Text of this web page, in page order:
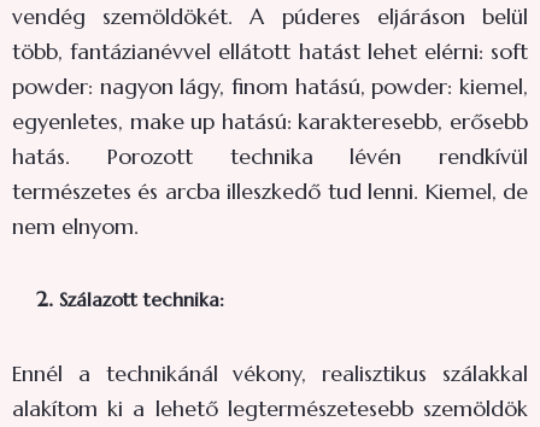
vendég szemöldökét. A púderes eljáráson belül
több, fantázianévvel ellátott hatást lehet elérni: soft
powder: nagyon lágy, finom hatású, powder: kiemel,
egyenletes, make up hatású: karakteresebb, erősebb
hatás. Porozott technika lévén rendkívül
természetes és arcba illeszkedő tud lenni. Kiemel, de
nem elnyom.
2. Szálazott technika:
Ennél a technikánál vékony, realisztikus szálakkal
alakítom ki a lehető legtermészetesebb szemöldök